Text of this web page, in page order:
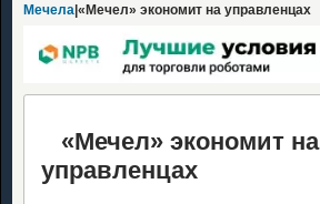
Мечела |«Мечел» экономит на управленцах
«Мечел» экономит на
управленцах